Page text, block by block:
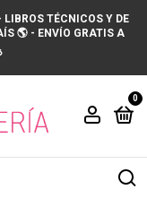
TÉCNICOS Y DE
🌎 - ENVÍO GRATIS A
0